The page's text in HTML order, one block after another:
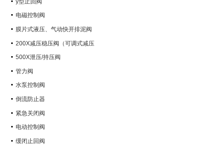
y型止回阀
电磁控制阀
膜片式液压、气动快开排泥阀
200X减压稳压阀（可调式减压
阀）
500X泄压/持压阀
管力阀
水泵控制阀
倒流防止器
紧急关闭阀
电动控制阀
缓闭止回阀